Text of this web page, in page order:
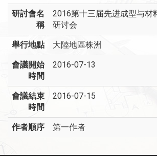
研討會名
稱
2016第十三届先进成型与材
研讨会
舉行地點 大陸地區株洲
會議開始
時間
2016-07-13
會議結束
時間
2016-07-15
作者順序 第一作者